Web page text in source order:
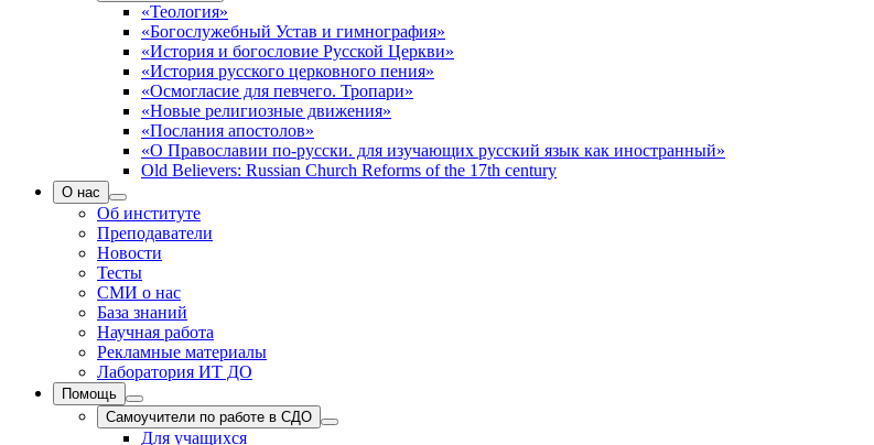
«Теология»
«Богослужебный Устав и гимнография»
«История и богословие Русской Церкви»
«История русского церковного пения»
«Осмогласие для певчего. Тропари»
«Новые религиозные движения»
«Послания апостолов»
«О Православии по-русски. для изучающих русский язык как иностранный»
Old Believers: Russian Church Reforms of the 17th century
О нас
Об институте
Преподаватели
Новости
Тесты
СМИ о нас
База знаний
Научная работа
Рекламные материалы
Лаборатория ИТ ДО
Помощь
Самоучители по работе в СДО
Для учащихся